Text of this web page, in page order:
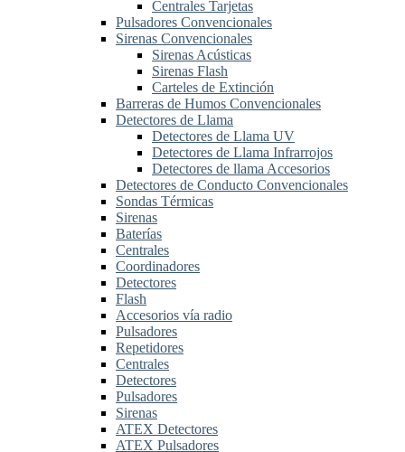
Centrales Tarjetas
Pulsadores Convencionales
Sirenas Convencionales
Sirenas Acústicas
Sirenas Flash
Carteles de Extinción
Barreras de Humos Convencionales
Detectores de Llama
Detectores de Llama UV
Detectores de Llama Infrarrojos
Detectores de llama Accesorios
Detectores de Conducto Convencionales
Sondas Térmicas
Sirenas
Baterías
Centrales
Coordinadores
Detectores
Flash
Accesorios vía radio
Pulsadores
Repetidores
Centrales
Detectores
Pulsadores
Sirenas
ATEX Detectores
ATEX Pulsadores